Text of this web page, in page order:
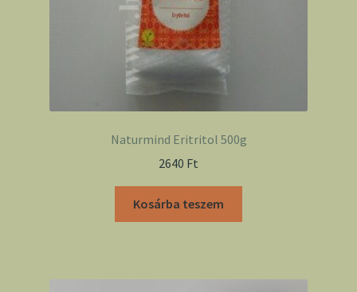
Naturmind Eritritol 500g
2640 Ft
Kosárba teszem